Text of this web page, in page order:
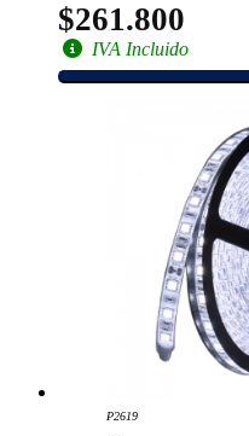
$261.800
IVA Incluido
P2619